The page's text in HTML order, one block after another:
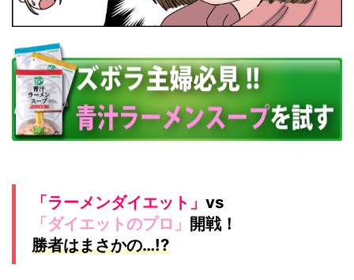
「ラーメンダイエット」 vs
「ダイエットのプロ」 開戦！
勝者はまさかの…!?